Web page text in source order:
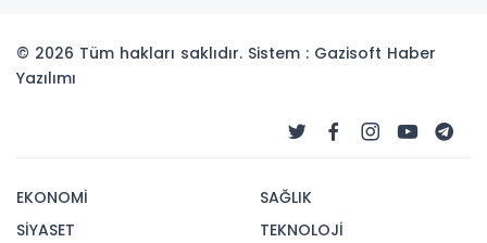
© 2026 Tüm hakları saklıdır. Sistem : Gazisoft Haber
Yazılımı
EKONOMİ
SİYASET
SAĞLIK
TEKNOLOJİ